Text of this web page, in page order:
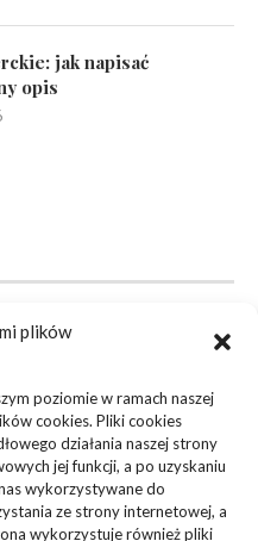
plików
poziomie w ramach naszej
cookies. Pliki cookies
działania naszej strony
jej funkcji, a po uzyskaniu
wykorzystywane do
ze strony internetowej, a
wykorzystuje również pliki
jak napisać
opis
(94)
(36)